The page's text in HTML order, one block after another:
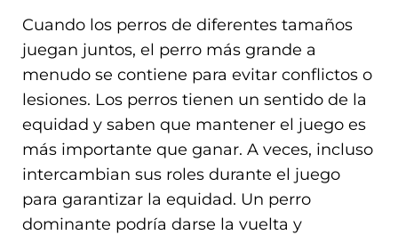
Cuando los perros de diferentes tamaños
juegan juntos, el perro más grande a
menudo se contiene para evitar conflictos o
lesiones. Los perros tienen un sentido de la
equidad y saben que mantener el juego es
más importante que ganar. A veces, incluso
intercambian sus roles durante el juego
para garantizar la equidad. Un perro
dominante podría darse la vuelta y